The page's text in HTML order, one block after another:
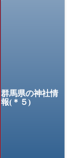
群馬県の神社情
報(＊５)